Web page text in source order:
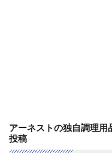
アーネストの独自調理
投稿